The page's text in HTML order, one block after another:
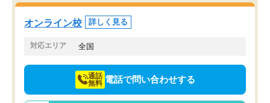
塾を受けています。狙い通り、少しず
つ成績も上がり、苦手意識も無くなっ
てきたので、さらに苦手な数学も追加
でお願いしました。来年の高校受験に
オンライン校 詳しく見る
対応エリア 全国
通話
無料 電話で問い合わせする